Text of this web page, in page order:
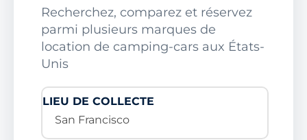
Recherchez, comparez et réservez
parmi plusieurs marques de
location de camping-cars aux États-
Unis
LIEU DE COLLECTE
San Francisco